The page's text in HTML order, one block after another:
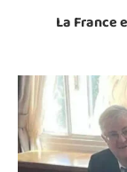
La France